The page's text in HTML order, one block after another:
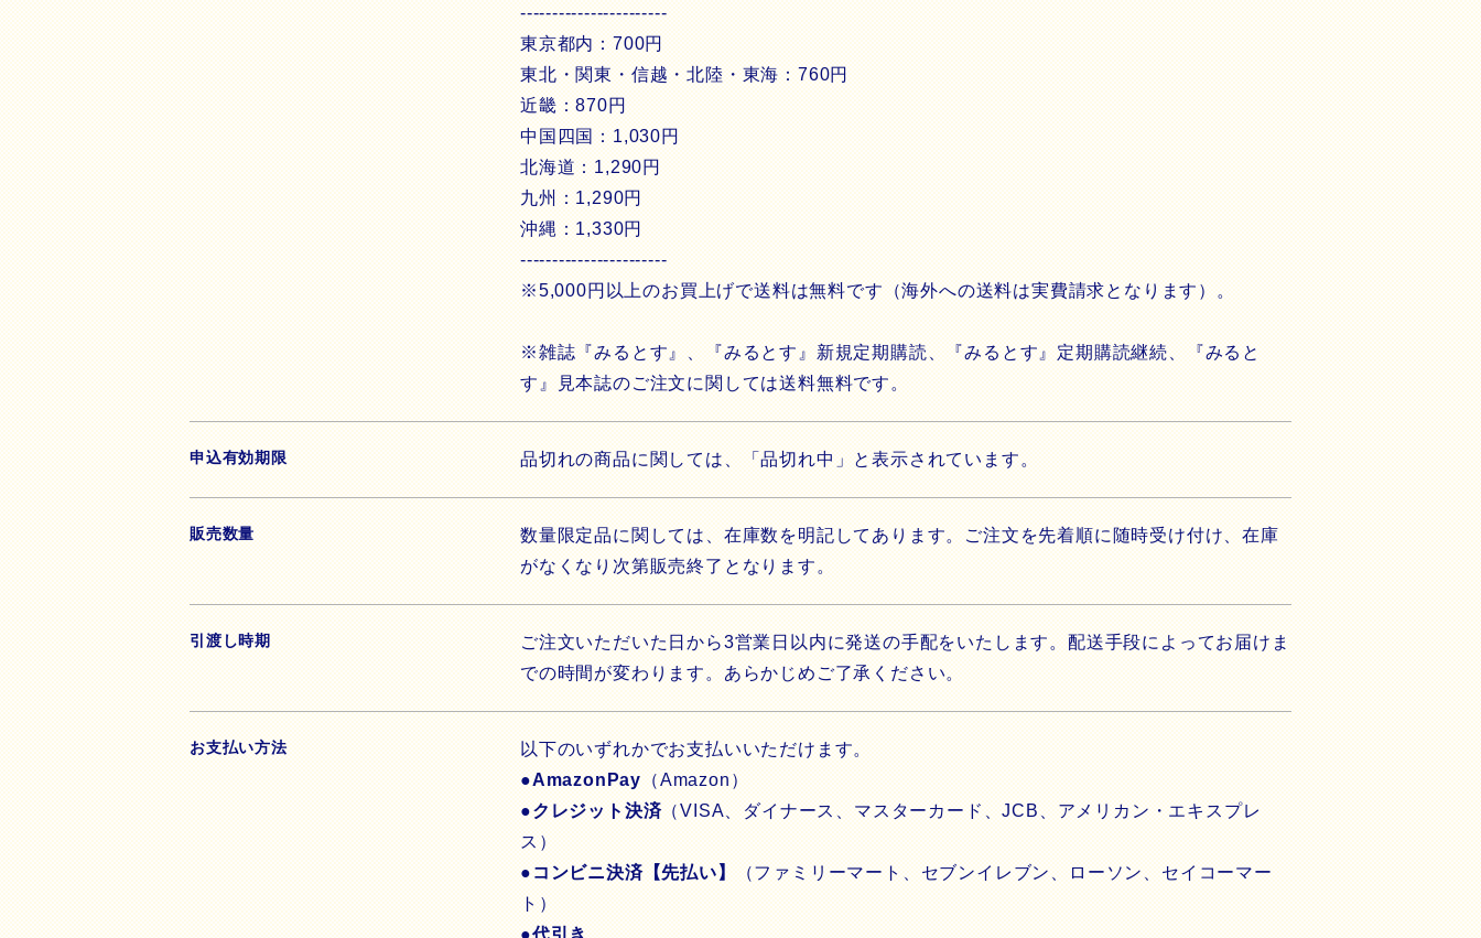
-----------------------
東京都内：700円
東北・関東・信越・北陸・東海：760円
近畿：870円
中国四国：1,030円
北海道：1,290円
九州：1,290円
沖縄：1,330円
-----------------------
※5,000円以上のお買上げで送料は無料です（海外への送料は実費請求となります）。
※雑誌『みるとす』、『みるとす』新規定期購読、『みるとす』定期購読継続、『みると
す』見本誌のご注文に関しては送料無料です。
申込有効期限 品切れの商品に関しては、「品切れ中」と表示されています。
販売数量
数量限定品に関しては、在庫数を明記してあります。ご注文を先着順に随時受け付け、在庫
がなくなり次第販売終了となります。
引渡し時期
ご注文いただいた日から3営業日以内に発送の手配をいたします。配送手段によってお届けま
での時間が変わります。あらかじめご了承ください。
お支払い方法
以下のいずれかでお支払いいただけます。
●AmazonPay（Amazon）
●クレジット決済（VISA、ダイナース、マスターカード、JCB、アメリカン・エキスプレ
ス）
●コンビニ決済【先払い】（ファミリーマート、セブンイレブン、ローソン、セイコーマー
ト）
●代引き